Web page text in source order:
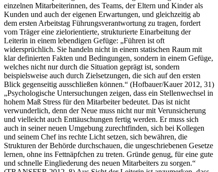
einzelnen Mitarbeiterinnen, des Teams, der Eltern und Kinder als
Kunden und auch der eigenen Erwartungen, und gleichzeitig ab
dem ersten Arbeitstag Führungsverantwortung zu tragen, fordert
vom Träger eine zielorientierte, strukturierte Einarbeitung der
Leiterin in einem lebendigen Gefüge: „Führen ist oft
widersprüchlich. Sie handeln nicht in einem statischen Raum mit
klar definierten Fakten und Bedingungen, sondern in einem Gefüge,
welches nicht nur durch die Situation geprägt ist, sondern
beispielsweise auch durch Zielsetzungen, die sich auf den ersten
Blick gegenseitig ausschließen können.“ (Hofbauer/Kauer 2012, 31)
„Psychologische Untersuchungen zeigen, dass ein Stellenwechsel in
hohem Maß Stress für den Mitarbeiter bedeutet. Das ist nicht
verwunderlich, denn der Neue muss nicht nur mit Verunsicherung
und vielleicht auch Enttäuschungen fertig werden. Er muss sich
auch in seiner neuen Umgebung zurechtfinden, sich bei Kollegen
und seinem Chef ins rechte Licht setzen, sich bewähren, die
Strukturen der Behörde durchschauen, die ungeschriebenen Gesetze
lernen, ohne ins Fettnäpfchen zu treten. Gründe genug, für eine gute
und schnelle Eingliederung des neuen Mitarbeiters zu sorgen.“